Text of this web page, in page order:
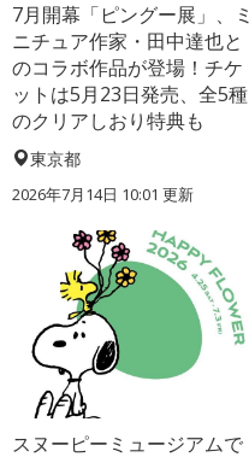
7月開幕「ピングー展」、ミ
ニチュア作家・田中達也と
のコラボ作品が登場！チケ
ットは5月23日発売、全5種
のクリアしおり特典も
東京都
2026年7月14日 10:01 更新
スヌーピーミュージアムで